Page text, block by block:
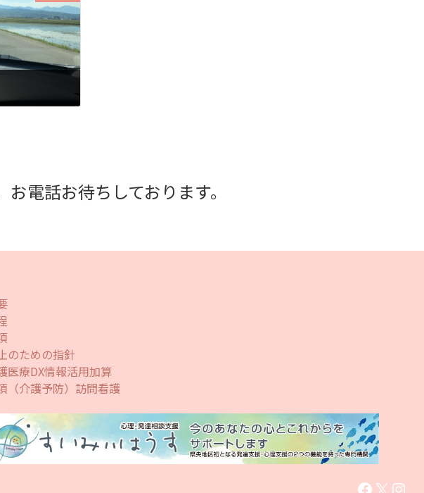
電話お待ちしております。
のための指針
医療DX情報活用加算
（介護予防）訪問看護